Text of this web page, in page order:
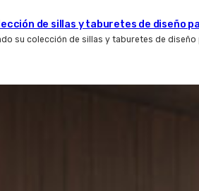
de sillas y taburetes de diseño
su colección de sillas y taburetes de